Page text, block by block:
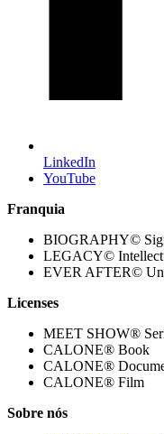
LinkedIn
YouTube
Franquia
BIOGRAPHY©
LEGACY©
EVER AFTER©
Licenses
MEET SHOW®
CALONE® Book
CALONE®
CALONE® Film
Sobre nós